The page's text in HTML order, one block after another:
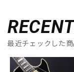
最近チェックした商